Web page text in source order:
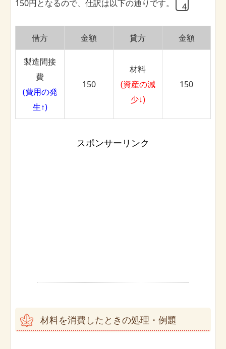
150円となるので、仕訳は以下の通りです。
借方 金額 貸方 金額
製造間接
費
(費用の発
生↑)
150
材料
(資産の減
少↓)
150
スポンサーリンク
材料を消費したときの処理・例題